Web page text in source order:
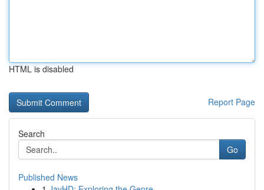
HTML is disabled
Report Page
Search
Go
Published News